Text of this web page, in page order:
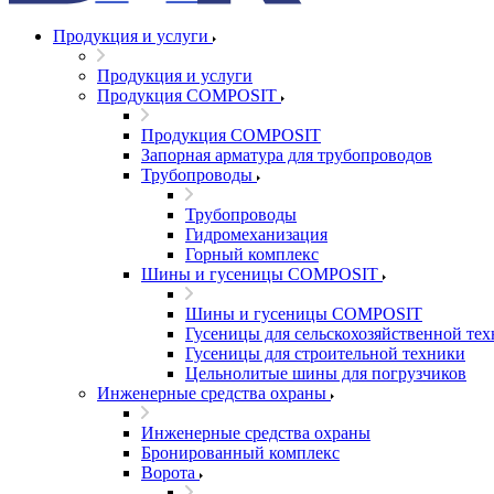
Продукция и услуги
Продукция и услуги
Продукция COMPOSIT
Продукция COMPOSIT
Запорная арматура для трубопроводов
Трубопроводы
Трубопроводы
Гидромеханизация
Горный комплекс
Шины и гусеницы COMPOSIT
Шины и гусеницы COMPOSIT
Гусеницы для сельскохозяйственной
Гусеницы для строительной техники
Цельнолитые шины для погрузчиков
Инженерные средства охраны
Инженерные средства охраны
Бронированный комплекс
Ворота